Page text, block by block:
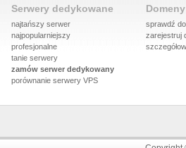
Serwery dedykowane
najtańszy serwer
najpopularniejszy
profesjonalne
tanie serwery
zamów serwer dedykowany
porównanie serwery VPS
sprawdź
zarejestruj